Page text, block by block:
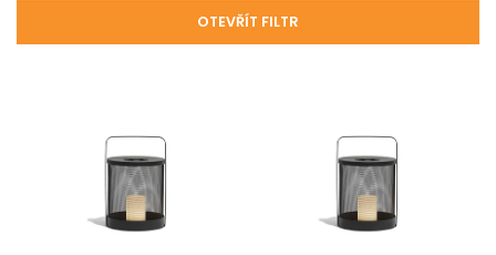
OTEVŘÍT FILTR